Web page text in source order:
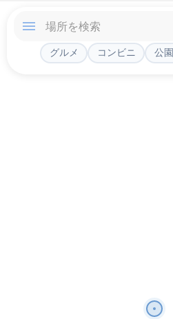
グルメ コンビニ 公園